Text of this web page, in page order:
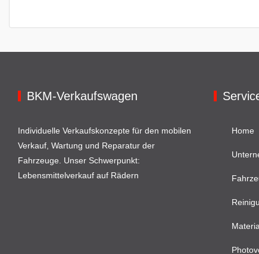
BKM-Verkaufswagen
Individuelle Verkaufskonzepte für den mobilen
Verkauf, Wartung und Reparatur der
Fahrzeuge. Unser Schwerpunkt:
Lebensmittelverkauf auf Rädern
Home